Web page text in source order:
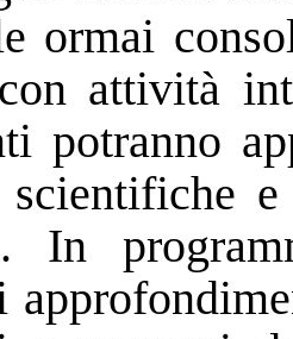
ormai
attività
potranno
scientifiche
In